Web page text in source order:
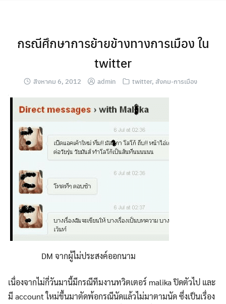
กรณีศึกษาการย้ายข้างทางการเมือง ใน
twitter
สิงหาคม 6, 2012 admin twitter, สังคม-การเมือง
DM จากผู้ไม่ประสงค์ออกนาม
เนื่องจากไม่กี่วันมานี้มีกรณีทีมงานทวิตเตอร์ malika ปิดตัวไป และ
มี account ใหม่ขึ้นมาตัดพ้อกรณีนัดแล้วไม่มาตามนัด ซึ่งเป็นเรื่อง